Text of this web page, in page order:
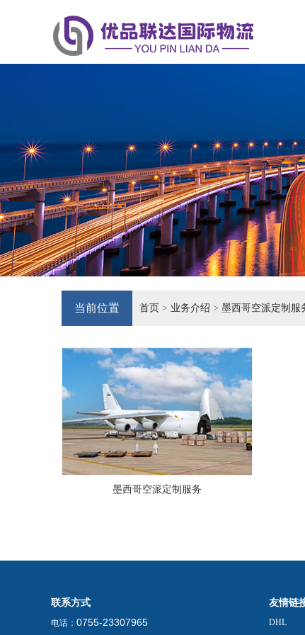
当前位置 首页 > 业务介绍 > 墨西哥空派定制服
墨西哥空派定制服务
联系方式
电话： 0755-23307965
友情链
DHL